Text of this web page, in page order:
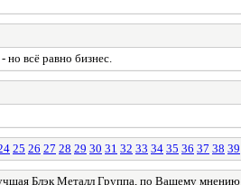
всё равно бизнес.
25 26 27 28 29 30 31 32 33 34 35 36 37 38 39
Блэк Металл Группа, по Вашему мнению